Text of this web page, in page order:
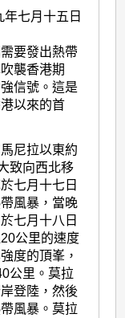
七月十五日
要發出熱帶
襲香港期
信號。這是
以來的首
尼拉以東約
致向西北移
七月十七日
風暴，當晚
七月十八日
公里的速度
度的頂峯，
公里。莫拉
登陸，然後
風暴。莫拉